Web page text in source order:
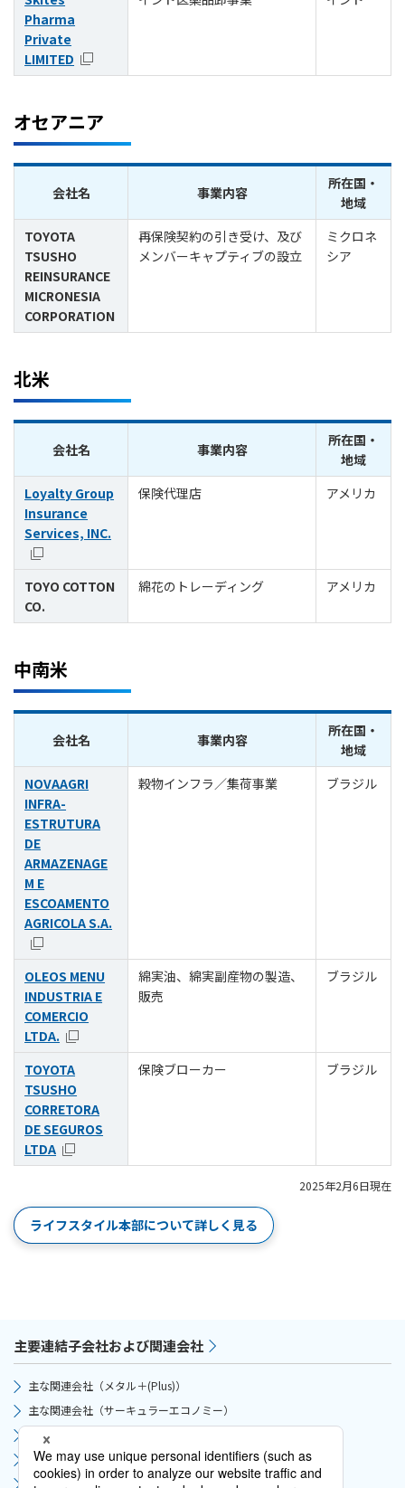
Pharma
Private
LIMITED
オセアニア
会社名 事業内容
所在国・
地域
TOYOTA
TSUSHO
REINSURANCE
MICRONESIA
CORPORATION
再保険契約の引き受け、及び
メンバーキャプティブの設立
ミクロネ
シア
北米
会社名 事業内容
所在国・
地域
Loyalty Group
Insurance
Services, INC.
保険代理店 アメリカ
TOYO COTTON
CO.
綿花のトレーディング アメリカ
中南米
会社名 事業内容
所在国・
地域
NOVAAGRI
INFRA-
ESTRUTURA
DE
ARMAZENAGE
M E
ESCOAMENTO
AGRICOLA S.A.
穀物インフラ／集荷事業 ブラジル
OLEOS MENU
INDUSTRIA E
COMERCIO
LTDA.
綿実油、綿実副産物の製造、
販売
ブラジル
TOYOTA
TSUSHO
CORRETORA
DE SEGUROS
LTDA
保険ブローカー ブラジル
2025年2月6日現在
ライフスタイル本部について詳しく見る
主要連結子会社および関連会社
主な関連会社（メタル＋(Plus)）
主な関連会社（サーキュラーエコノミー）
主な関連会社（サプライチェーン）
主な関連会社（モビリティ）
主な関連会社（グリーンインフラ）